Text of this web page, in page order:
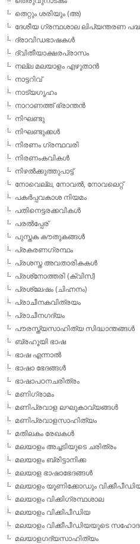
തെറ്റും ശരിയും (അ)
ദേശീയ ഗ്രന്ഥശാല ലിപ്യന്തരണ
ദ്രാവിഡഭാഷകള്‍
ദ്വിതീയാക്ഷരപ്രാസം
നല്ല മലയാളം എഴുതാന്‍
നാട്ടറിവ്
നാട്യഗൃഹം
നാറാണത്ത് ഭ്രാന്തന്‍
നിഘണ്ടു
നിഘണ്ടുക്കള്‍
നിരണം ഗ്രന്ഥവരി
നിരണംകവികള്‍
നിഴല്‍ക്കുത്തുപാട്ട്
നോവെല്ല, നോവല്‍, നോവലെറ്റ്
പകര്‍പ്പവകാശ നിയമം
പതിനെട്ടരക്കവികള്‍
പരല്‍പ്പേര്
പുസ്തക കൗതുകങ്ങള്‍
പ്രകരണഗ്രന്ഥം
പ്രശസ്ത അവതാരികകള്‍
പ്രശ്‌നോത്തരി (ക്വിസ്)
പ്രശ്ലേഷം (ചിഹ്നനം)
പ്രാചീനകവിത്രയം
പ്രാചീനഗദ്യം
പൗരസ്ത്യസാഹിത്യ സിദ്ധാന്തങ്ങള്‍
ബ്രഹൂയി ഭാഷ
ഭാഷ എന്നാല്‍
ഭാഷാ ഭേദങ്ങള്‍
ഭാഷാപഠനചരിത്രം
മണിഗ്രാമം
മണിപ്രവാള ലഘുകാവ്യങ്ങള്‍
മണിപ്രവാളസാഹിത്യം
മതിലകം രേഖകള്‍
മലയാളം അച്ചടിയുടെ ചരിത്രം
മലയാളം ബ്രിട്ടാനിക്ക
മലയാള ഭാഷാഭേദങ്ങള്‍
മലയാളം യൂണിക്കോഡും
മലയാളം വിക്കിഗ്രന്ഥശാല
മലയാളം വിക്കിപീഡിയ
മലയാളം വിക്കീപീഡിയയുടെ
മലയാളഗദ്യസാഹിത്യം